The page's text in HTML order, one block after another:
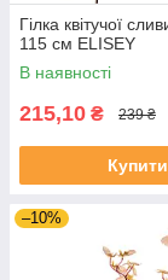
Гілка квітучої
115 см ELISEY
В наявності
215,10 ₴ 239 ₴
Купити
–10%